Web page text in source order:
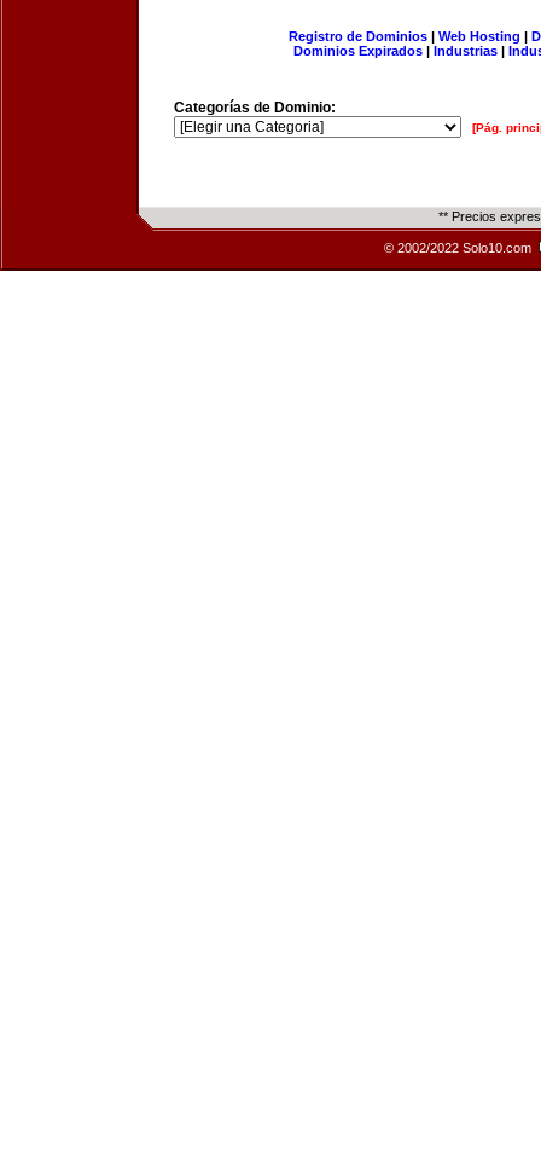
Registro de Dominios| Web Hosting |
Dominios Expirados | Industrias |
Categorías de Dominio:
[Pág.
** Precios
© 2002/2022 Solo10.com